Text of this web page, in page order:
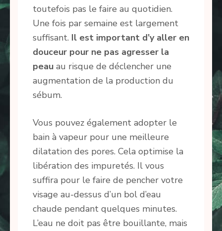
toutefois pas le faire au quotidien.
Une fois par semaine est largement
suffisant. Il est important d’y aller en
douceur pour ne pas agresser la
peau au risque de déclencher une
augmentation de la production du
sébum.
Vous pouvez également adopter le
bain à vapeur pour une meilleure
dilatation des pores. Cela optimise la
libération des impuretés. Il vous
suffira pour le faire de pencher votre
visage au-dessus d’un bol d’eau
chaude pendant quelques minutes.
L’eau ne doit pas être bouillante, mais